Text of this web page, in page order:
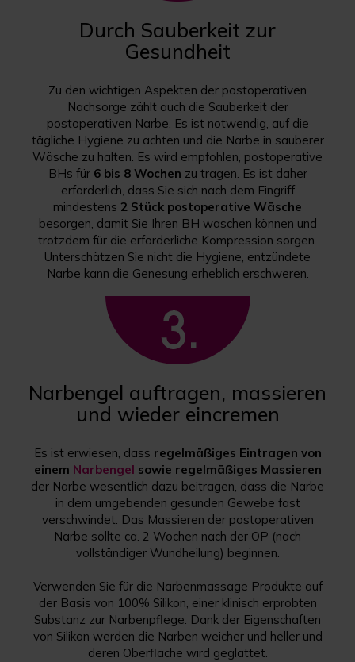
Durch Sauberkeit zur
Gesundheit
Zu den wichtigen Aspekten der postoperativen
Nachsorge zählt auch die Sauberkeit der
postoperativen Narbe. Es ist notwendig, auf die
tägliche Hygiene zu achten und die Narbe in sauberer
Wäsche zu halten. Es wird empfohlen, postoperative
BHs für 6 bis 8 Wochen zu tragen. Es ist daher
erforderlich, dass Sie sich nach dem Eingriff
mindestens 2 Stück postoperative Wäsche
besorgen, damit Sie Ihren BH waschen können und
trotzdem für die erforderliche Kompression sorgen.
Unterschätzen Sie nicht die Hygiene, entzündete
Narbe kann die Genesung erheblich erschweren.
Narbengel auftragen, massieren
und wieder eincremen
Es ist erwiesen, dass regelmäßiges Eintragen von
einem Narbengel sowie regelmäßiges Massieren
der Narbe wesentlich dazu beitragen, dass die Narbe
in dem umgebenden gesunden Gewebe fast
verschwindet. Das Massieren der postoperativen
Narbe sollte ca. 2 Wochen nach der OP (nach
vollständiger Wundheilung) beginnen.
Verwenden Sie für die Narbenmassage Produkte auf
der Basis von 100% Silikon, einer klinisch erprobten
Substanz zur Narbenpflege. Dank der Eigenschaften
von Silikon werden die Narben weicher und heller und
deren Oberfläche wird geglättet.